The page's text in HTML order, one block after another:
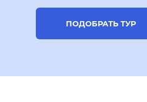
ПОДОБРАТЬ ТУР